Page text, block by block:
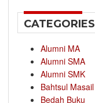
CATEGORIES
Alumni MA
Alumni SMA
Alumni SMK
Bahtsul Masail
Bedah Buku